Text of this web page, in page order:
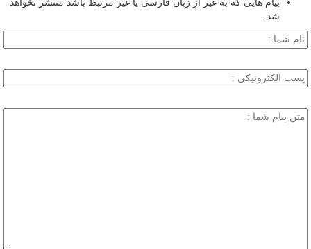
پیام هایی که به غیر از زبان فارسی یا غیر مرتبط باشد منتشر نخواهد
شد.